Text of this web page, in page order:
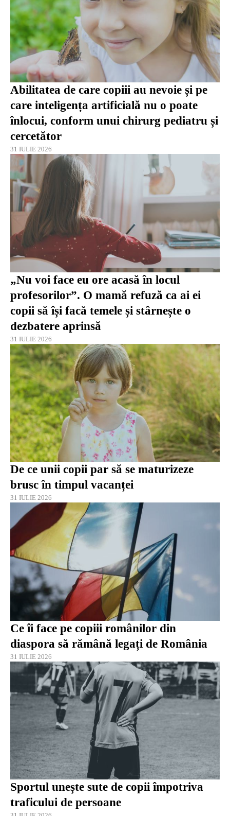
Abilitatea de care copiii au nevoie și pe
care inteligența artificială nu o poate
înlocui, conform unui chirurg pediatru și
cercetător
31 IULIE 2026
„Nu voi face eu ore acasă în locul
profesorilor”. O mamă refuză ca ai ei
copii să își facă temele și stârnește o
dezbatere aprinsă
31 IULIE 2026
De ce unii copii par să se maturizeze
brusc în timpul vacanței
31 IULIE 2026
Ce îi face pe copiii românilor din
diaspora să rămână legați de România
31 IULIE 2026
Sportul unește sute de copii împotriva
traficului de persoane